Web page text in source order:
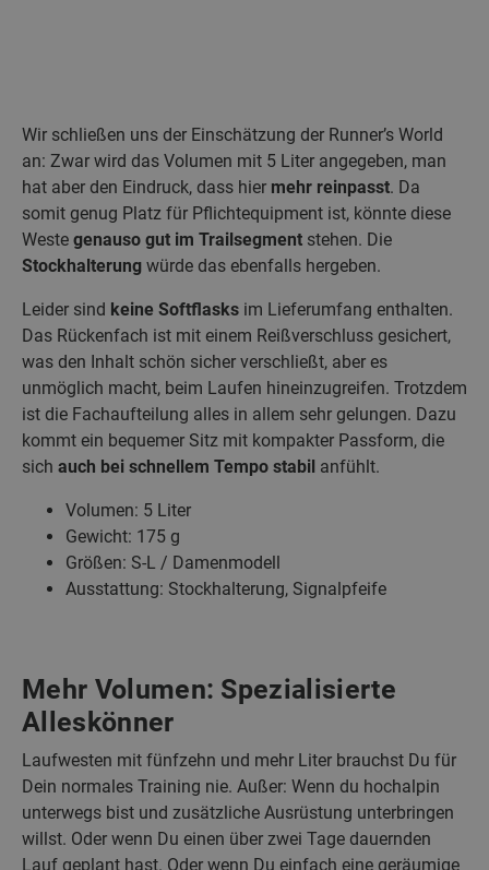
Wir schließen uns der Einschätzung der Runner’s World
an: Zwar wird das Volumen mit 5 Liter angegeben, man
hat aber den Eindruck, dass hier mehr reinpasst. Da
somit genug Platz für Pflichtequipment ist, könnte diese
Weste genauso gut im Trailsegment stehen. Die
Stockhalterung würde das ebenfalls hergeben.
Leider sind keine Softflasks im Lieferumfang enthalten.
Das Rückenfach ist mit einem Reißverschluss gesichert,
was den Inhalt schön sicher verschließt, aber es
unmöglich macht, beim Laufen hineinzugreifen. Trotzdem
ist die Fachaufteilung alles in allem sehr gelungen. Dazu
kommt ein bequemer Sitz mit kompakter Passform, die
sich auch bei schnellem Tempo stabil anfühlt.
Volumen: 5 Liter
Gewicht: 175 g
Größen: S-L / Damenmodell
Ausstattung: Stockhalterung, Signalpfeife
Mehr Volumen: Spezialisierte
Alleskönner
Laufwesten mit fünfzehn und mehr Liter brauchst Du für
Dein normales Training nie. Außer: Wenn du hochalpin
unterwegs bist und zusätzliche Ausrüstung unterbringen
willst. Oder wenn Du einen über zwei Tage dauernden
Lauf geplant hast. Oder wenn Du einfach eine geräumige